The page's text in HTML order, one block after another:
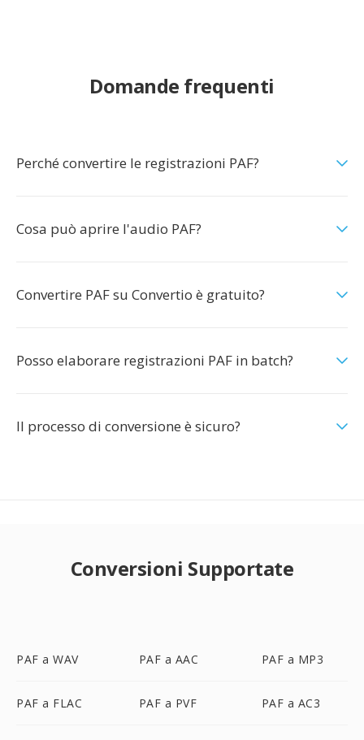
Domande frequenti
Perché convertire le registrazioni PAF?
Cosa può aprire l'audio PAF?
Convertire PAF su Convertio è gratuito?
Posso elaborare registrazioni PAF in batch?
Il processo di conversione è sicuro?
Conversioni Supportate
PAF a WAV PAF a AAC PAF a MP3
PAF a FLAC PAF a PVF PAF a AC3